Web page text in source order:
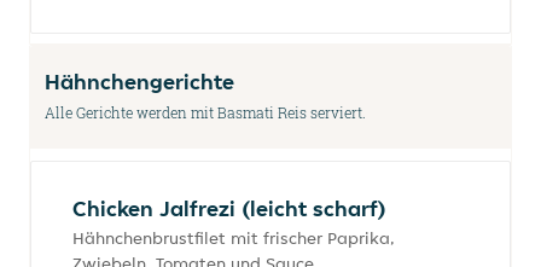
Hähnchengerichte
Alle Gerichte werden mit Basmati Reis serviert.
Chicken Jalfrezi (leicht scharf)
Hähnchenbrustfilet mit frischer Paprika,